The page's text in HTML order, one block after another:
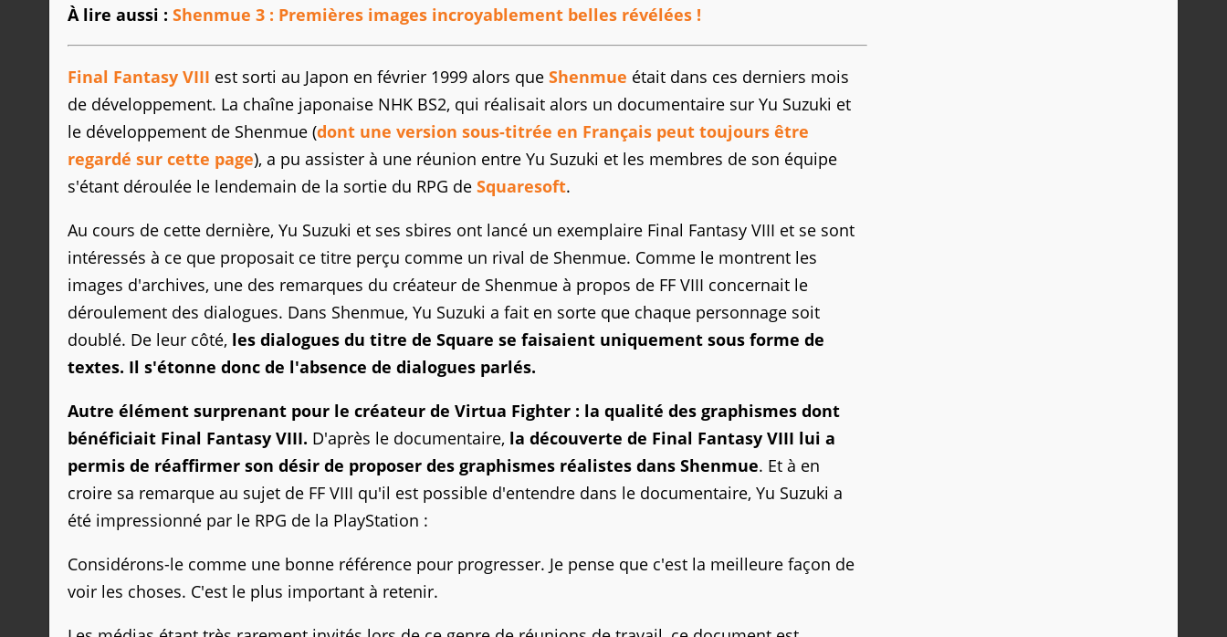
À lire aussi : Shenmue 3 : Premières images incroyablement belles révélées !
Final Fantasy VIII est sorti au Japon en février 1999 alors que Shenmue était dans ces derniers mois
de développement. La chaîne japonaise NHK BS2, qui réalisait alors un documentaire sur Yu Suzuki et
le développement de Shenmue (dont une version sous-titrée en Français peut toujours être
regardé sur cette page), a pu assister à une réunion entre Yu Suzuki et les membres de son équipe
s'étant déroulée le lendemain de la sortie du RPG de Squaresoft.
Au cours de cette dernière, Yu Suzuki et ses sbires ont lancé un exemplaire Final Fantasy VIII et se sont
intéressés à ce que proposait ce titre perçu comme un rival de Shenmue. Comme le montrent les
images d'archives, une des remarques du créateur de Shenmue à propos de FF VIII concernait le
déroulement des dialogues. Dans Shenmue, Yu Suzuki a fait en sorte que chaque personnage soit
doublé. De leur côté, les dialogues du titre de Square se faisaient uniquement sous forme de
textes. Il s'étonne donc de l'absence de dialogues parlés.
Autre élément surprenant pour le créateur de Virtua Fighter : la qualité des graphismes dont
bénéficiait Final Fantasy VIII. D'après le documentaire, la découverte de Final Fantasy VIII lui a
permis de réaffirmer son désir de proposer des graphismes réalistes dans Shenmue. Et à en
croire sa remarque au sujet de FF VIII qu'il est possible d'entendre dans le documentaire, Yu Suzuki a
été impressionné par le RPG de la PlayStation :
Considérons-le comme une bonne référence pour progresser. Je pense que c'est la meilleure façon de
voir les choses. C'est le plus important à retenir.